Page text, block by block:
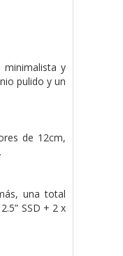
y
pulido y un
de 12cm,
una total
SSD + 2 x